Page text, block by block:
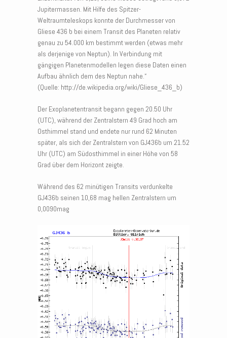
Jupitermassen. Mit Hilfe des Spitzer-
Weltraumteleskops konnte der Durchmesser von
Gliese 436 b bei einem Transit des Planeten relativ
genau zu 54.000 km bestimmt werden (etwas mehr
als derjenige von Neptun). In Verbindung mit
gängigen Planetenmodellen legen diese Daten einen
Aufbau ähnlich dem des Neptun nahe.“
(Quelle: http://de.wikipedia.org/wiki/Gliese_436_b)
Der Exoplanetentransit begann gegen 20.50 Uhr
(UTC), während der Zentralstern 49 Grad hoch am
Osthimmel stand und endete nur rund 62 Minuten
später, als sich der Zentralstern von GJ436b um 21.52
Uhr (UTC) am Südosthimmel in einer Höhe von 58
Grad über dem Horizont zeigte.
Während des 62 minütigen Transits verdunkelte
GJ436b seinen 10,68 mag hellen Zentralstern um
0,0090mag